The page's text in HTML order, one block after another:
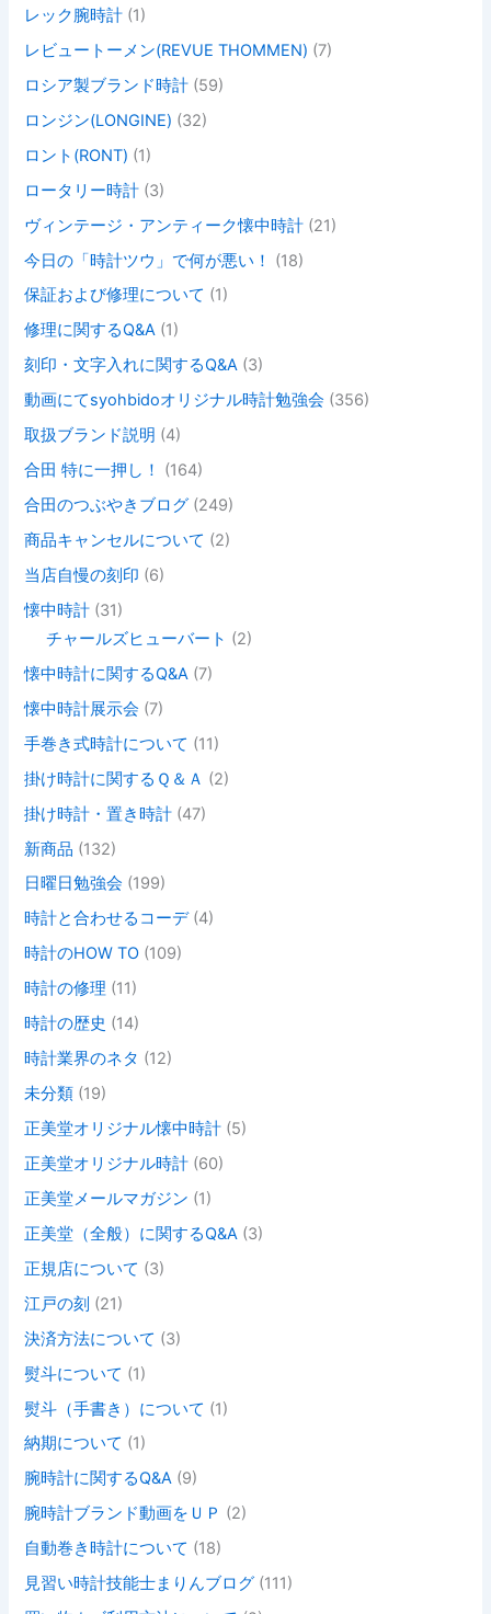
レック腕時計 (1)
レビュートーメン(REVUE THOMMEN) (7)
ロシア製ブランド時計 (59)
ロンジン(LONGINE) (32)
ロント(RONT) (1)
ロータリー時計 (3)
ヴィンテージ・アンティーク懐中時計 (21)
今日の「時計ツウ」で何が悪い！
(18)
保証および修理について (1)
修理に関するQ&A (1)
刻印・文字入れに関するQ&A (3)
動画にてsyohbidoオリジナル時計勉強会 (356)
取扱ブランド説明 (4)
合田 特に一押し！
(164)
合田のつぶやきブログ (249)
商品キャンセルについて (2)
当店自慢の刻印 (6)
懐中時計 (31)
チャールズヒューバート (2)
懐中時計に関するQ&A (7)
懐中時計展示会 (7)
手巻き式時計について (11)
掛け時計に関するＱ＆Ａ (2)
掛け時計・置き時計 (47)
新商品 (132)
日曜日勉強会 (199)
時計と合わせるコーデ(4)
時計のHOW TO (109)
時計の修理 (11)
時計の歴史 (14)
時計業界のネタ (12)
未分類 (19)
正美堂オリジナル懐中時計 (5)
正美堂オリジナル時計 (60)
正美堂メールマガジン (1)
正美堂（全般）に関するQ&A (3)
正規店について (3)
江戸の刻 (21)
決済方法について (3)
熨斗について (1)
熨斗（手書き）について (1)
納期について (1)
腕時計に関するQ&A (9)
腕時計ブランド動画をＵＰ (2)
自動巻き時計について (18)
見習い時計技能士まりんブログ (111)